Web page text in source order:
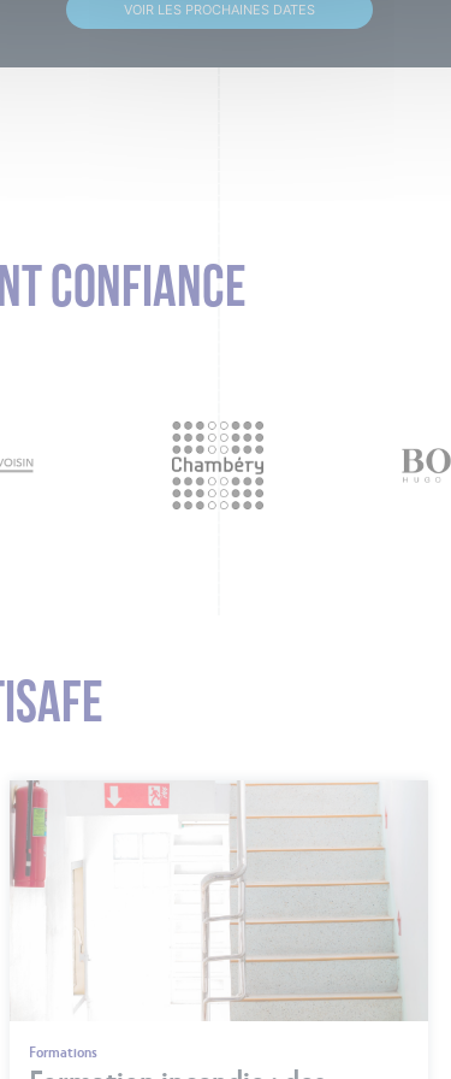
VOIR LES PROCHAINES DATES
CONFIANCE
Formations